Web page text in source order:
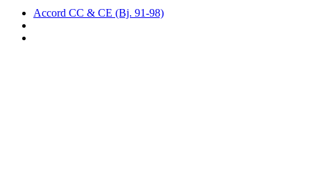
Accord CC & CE (Bj. 91-98)